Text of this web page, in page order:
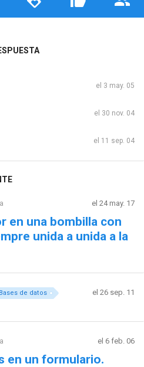
el 3 may. 05
el 30 nov. 04
el 11 sep. 04
el 24 may. 17
en una bombilla con
unida a unida a la
Bases de datos el 26 sep. 11
el 6 feb. 06
en un formulario.